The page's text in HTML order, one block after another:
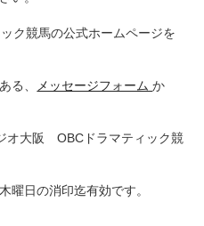
ク競馬の公式ホームページを
る、 メッセージフォームか
オ大阪 OBCドラマティック競
曜日の消印迄有効です。